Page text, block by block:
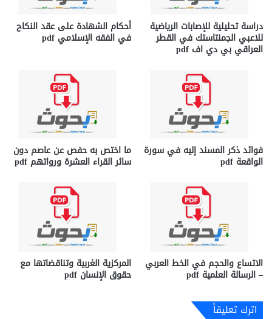
دراسة تحليلية للإصابات الرياضية
للاعبي الجمنتاستك في القطر
العراقي بي دي اف pdf
أحكام الشهادة على عقد النكاح
في الفقه الإسلامي pdf
فوائد ذكر المسند إليه في سورة
الواقعة pdf
ما اختص به حفص عن عاصم دون
سائر القراء العشرة ورواتهم pdf
الاتساع والحجم في الخط العربي
– الرسالة العلمية pdf
المركزية الغربية وتناقضاتها مع
حقوق الإنسان pdf
اترك تعليقاً